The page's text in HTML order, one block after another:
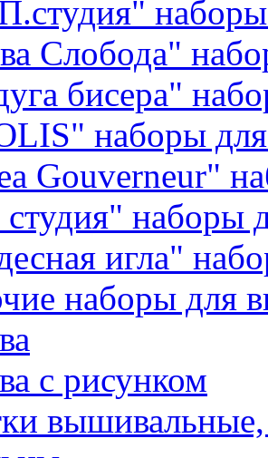
Слобода"
бисера"
наборы
Gouverneur"
наборы
игла"
наборы для
с рисунком